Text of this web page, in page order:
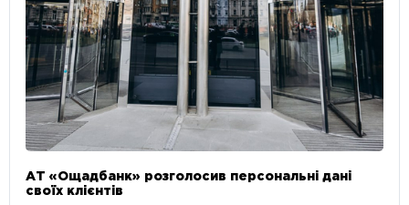
АТ «Ощадбанк» розголосив персональні дані
своїх клієнтів